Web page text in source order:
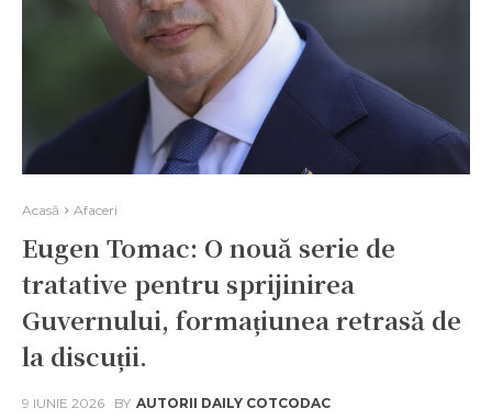
Acasă Afaceri
Eugen Tomac: O nouă serie de
tratative pentru sprijinirea
Guvernului, formațiunea retrasă de
la discuții.
9 IUNIE 2026 BY AUTORII DAILY COTCODAC